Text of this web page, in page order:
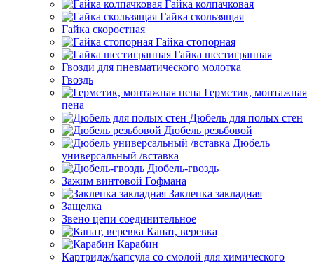
Гайка колпачковая
Гайка скользящая
Гайка скоростная
Гайка стопорная
Гайка шестигранная
Гвозди для пневматического молотка
Гвоздь
Герметик, монтажная
пена
Дюбель для полых стен
Дюбель резьбовой
Дюбель
универсальный /вставка
Дюбель-гвоздь
Зажим винтовой Гофмана
Заклепка закладная
Защелка
Звено цепи соединительное
Канат, веревка
Карабин
Картридж/капсула со смолой для химического